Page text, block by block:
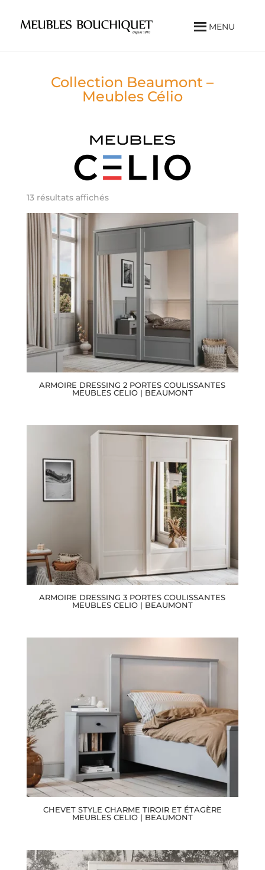
MENU
Collection Beaumont –
Meubles Célio
13 résultats affichés
ARMOIRE DRESSING 2 PORTES COULISSANTES
MEUBLES CELIO | BEAUMONT
ARMOIRE DRESSING 3 PORTES COULISSANTES
MEUBLES CELIO | BEAUMONT
CHEVET STYLE CHARME TIROIR ET ÉTAGÈRE
MEUBLES CELIO | BEAUMONT